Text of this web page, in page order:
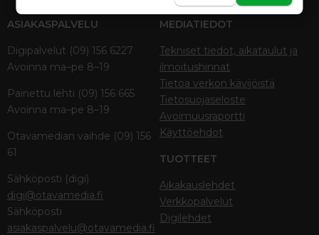
ASIAKASPALVELU
Digipalvelut (09) 156 6227
Avoinna ma–pe 8–19
Painettu lehti (09) 156 665
Avoinna ma–pe 8–19
Otavamedian vaihde (09) 156
61
Sähköposti (digi)
digi@otavamedia.fi
Sähköposti
asiakaspalvelu@otavamedia.fi
MEDIATIEDOT
Tekniset tiedot, aikataulut ja
ilmoitushinnat
Tietoa verkon kävijöistä
Tietosuojaseloste
Avoimuusraportti
Käyttöehdot
TUOTTEET
Aikakauslehdet
Verkkopalvelut
Digilehdet